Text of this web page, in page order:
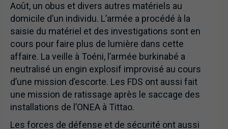
Août, un obus et divers autres matériels au
domicile d’un individu. L’armée a procédé à la
saisie du matériel et des investigations sont en
cours pour faire plus de lumière dans cette
affaire. La veille à Toéni, l’armée burkinabé a
neutralisé un engin explosif improvisé au cours
d’une mission d’escorte. Les FDS ont aussi fait
une mission de ratissage après le saccage des
installations de l’ONEA à Tittao.
Les forces de défense et de sécurité ont aussi